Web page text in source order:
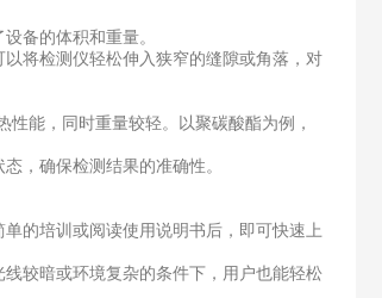
备的体积和重量。
将检测仪轻松伸入狭窄的缝隙或角落，对
能，同时重量较轻。以聚碳酸酯为例，
，确保检测结果的准确性。
的培训或阅读使用说明书后，即可快速上
较暗或环境复杂的条件下，用户也能轻松